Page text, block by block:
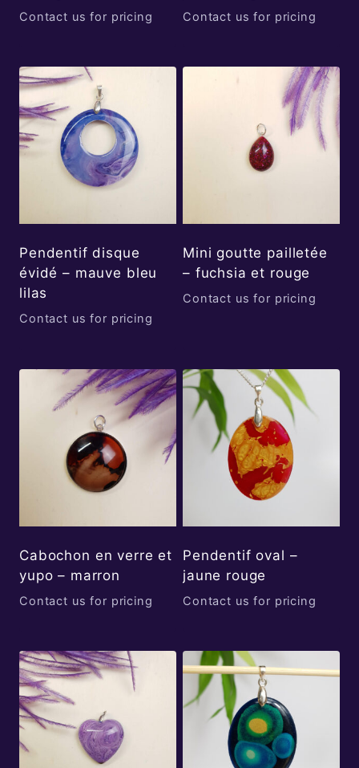
Contact us for pricing Contact us for pricing
Pendentif disque
évidé – mauve bleu
lilas
Contact us for pricing
Mini goutte pailletée
– fuchsia et rouge
Contact us for pricing
Cabochon en verre et
yupo – marron
Contact us for pricing
Pendentif oval –
jaune rouge
Contact us for pricing